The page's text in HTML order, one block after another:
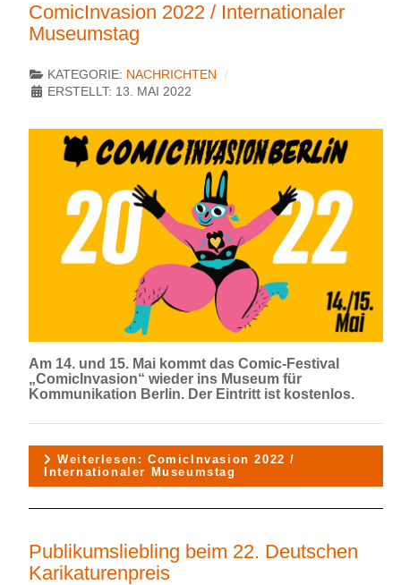
ComicInvasion 2022 / Internationaler
Museumstag
KATEGORIE: NACHRICHTEN
ERSTELLT: 13. MAI 2022
Am 14. und 15. Mai kommt das Comic-Festival
„ComicInvasion“ wieder ins Museum für
Kommunikation Berlin. Der Eintritt ist kostenlos.
Weiterlesen: ComicInvasion 2022 /
Internationaler Museumstag
Publikumsliebling beim 22. Deutschen
Karikaturenpreis